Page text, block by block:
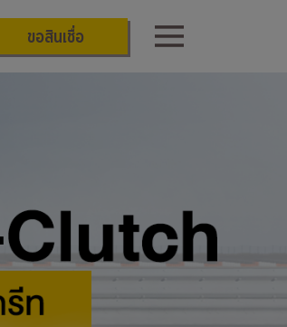
ขอสินเชื่อ